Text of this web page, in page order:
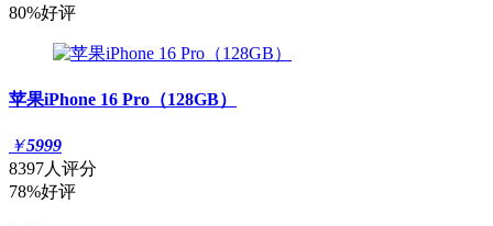
80%好评
苹果iPhone 16 Pro（128GB）
￥5999
8397人评分
78%好评